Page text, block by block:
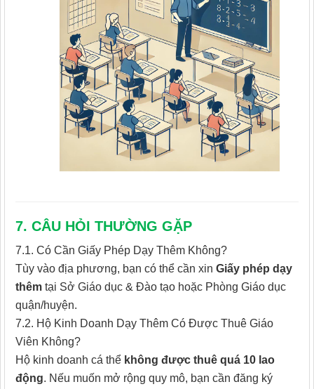
7. CÂU HỎI THƯỜNG GẶP
7.1. Có Cần Giấy Phép Dạy Thêm Không?
Tùy vào địa phương, bạn có thể cần xin Giấy phép dạy
thêm tại Sở Giáo dục & Đào tạo hoặc Phòng Giáo dục
quận/huyện.
7.2. Hộ Kinh Doanh Dạy Thêm Có Được Thuê Giáo
Viên Không?
Hộ kinh doanh cá thể không được thuê quá 10 lao
động. Nếu muốn mở rộng quy mô, bạn cần đăng ký